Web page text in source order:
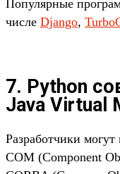
Популярные
числе Django,
7. Python
Java Virtual
Разработчики
COM (Component